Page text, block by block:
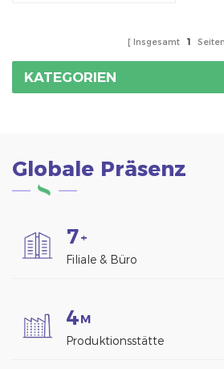
Insgesamt 1 Seiten
KATEGORIEN
Globale Präsenz
7+
Filiale & Büro
4M
Produktionsstätte